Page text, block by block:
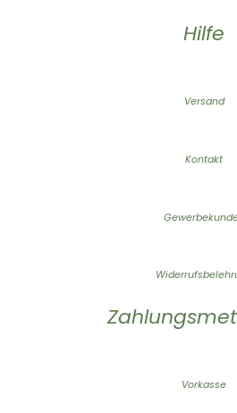
Hilfe
Versand
Kontakt
Vorkasse